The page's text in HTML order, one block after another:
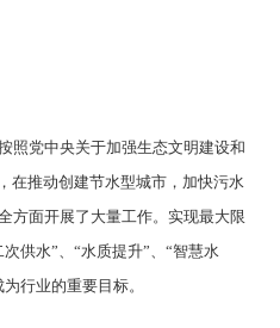
照党中央关于加强生态文明建设和
在推动创建节水型城市，加快污水
方面开展了大量工作。实现最大限
供水”、“水质提升”、“智慧水
行业的重要目标。